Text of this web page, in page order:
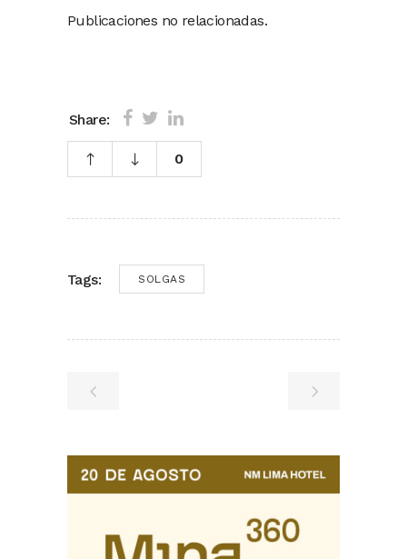
Publicaciones no relacionadas.
Share:
0
Tags: SOLGAS